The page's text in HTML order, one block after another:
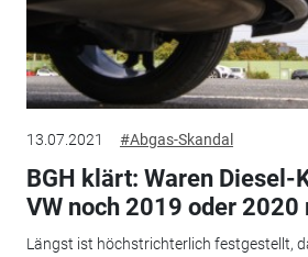
13.07.2021 #Abgas-Skandal
BGH klärt: Waren Diesel-
VW noch 2019 oder 2020
Längst ist höchstrichterlich festgestellt,